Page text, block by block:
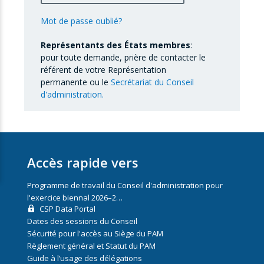
Mot de passe oublié?
Représentants des États membres:
pour toute demande, prière de contacter le
référent de votre Représentation
permanente ou le Secrétariat du Conseil
d'administration.
Accès rapide vers
Programme de travail du Conseil d'administration pour
l'exercice biennal 2026–2…
CSP Data Portal
Dates des sessions du Conseil
Sécurité pour l'accès au Siège du PAM
Règlement général et Statut du PAM
Guide à l’usage des délégations